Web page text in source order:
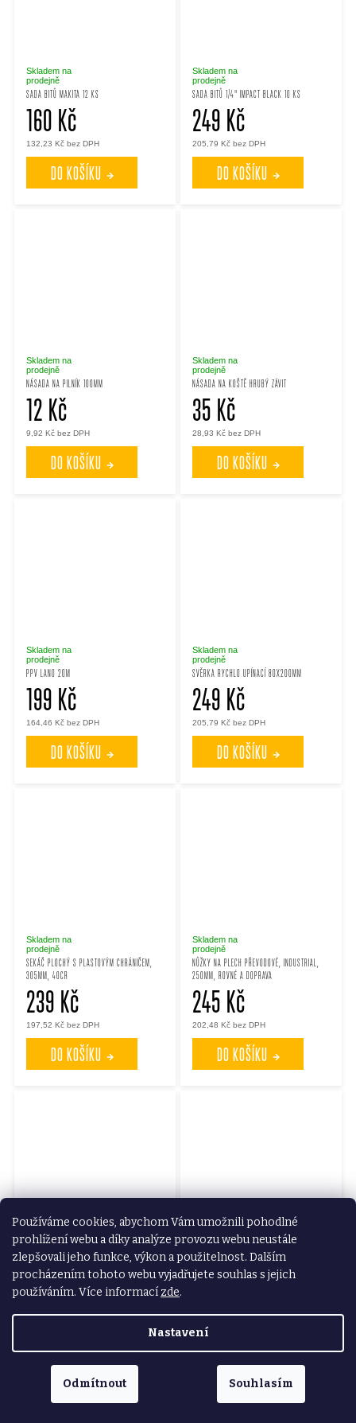
Používáme cookies, abychom Vám umožnili pohodlné
prohlížení webu a díky analýze provozu webu neustále
zlepšovali jeho funkce, výkon a použitelnost. Dalším
procházením tohoto webu vyjadřujete souhlas s jejich
používáním. Více informací zde.
Nastavení
Odmítnout Souhlasím
SADA BITŮ MAKITA 12 KS
Skladem na
prodejně
132,23 Kč bez DPH
160 Kč
DO KOŠÍKU
SADA BITŮ 1/4" IMPACT BLACK 10 KS
Skladem na
prodejně
205,79 Kč bez DPH
249 Kč
DO KOŠÍKU
NÁSADA NA PILNÍK 100MM
Skladem na
prodejně
9,92 Kč bez DPH
12 Kč
DO KOŠÍKU
NÁSADA NA KOŠTĚ HRUBÝ ZÁVIT
Skladem na
prodejně
28,93 Kč bez DPH
35 Kč
DO KOŠÍKU
PPV LANO 20M
Skladem na
prodejně
164,46 Kč bez DPH
199 Kč
DO KOŠÍKU
SVĚRKA RYCHLO UPÍNACÍ 80X200MM
Skladem na
prodejně
205,79 Kč bez DPH
249 Kč
DO KOŠÍKU
SEKÁČ PLOCHÝ S PLASTOVÝM CHRÁNIČEM,
305MM, 40CR
Skladem na
prodejně
197,52 Kč bez DPH
239 Kč
DO KOŠÍKU
NŮŽKY NA PLECH PŘEVODOVÉ, INDUSTRIAL,
250MM, ROVNÉ A DOPRAVA
Skladem na
prodejně
202,48 Kč bez DPH
245 Kč
DO KOŠÍKU
KLEŠTĚ ŠTÍPACÍ PÁKOVÉ, INDUSTRIAL,
300MM/12", CRV
Skladem na
prodejně
375 Kč
DO KOŠÍKU
ŠROUBOVÁK S OHEBNOU HŘÍDELÍ A HROTY,
SADA 12KS, CRV
Skladem na
prodejně
128,10 Kč bez DPH
155 Kč
DO KOŠÍKU